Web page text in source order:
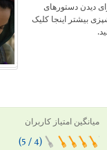
دیدن دستورهای
بیشتر اینجا کلیک
میانگین امتیاز کاربران
(4 / 5)